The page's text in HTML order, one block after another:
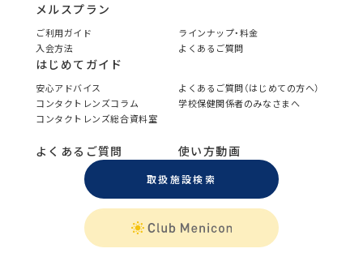
メルスプラン
ご利用ガイド
ラインナップ・料金
入会方法
よくあるご質問
はじめてガイド
安心アドバイス
よくあるご質問（はじめての方へ）
コンタクトレンズコラム
学校保健関係者のみなさまへ
コンタクトレンズ総合資料室
よくあるご質問 使い方動画
取扱施設検索